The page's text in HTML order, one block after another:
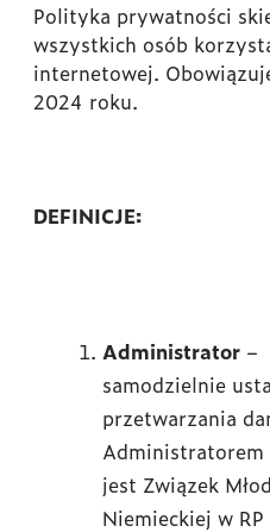
Polityka prywatności
wszystkich osób
internetowej.
2024 roku.
DEFINICJE:
Administrator –
samodzielnie
przetwarzania
Administratorem
jest Związek
Niemieckiej w